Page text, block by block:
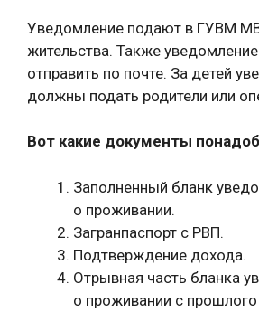
Уведомление подают в ГУВМ
жительства. Также
отправить по почте. За детей
должны подать родители или
Вот какие документы
Заполненный бланк
о проживании.
Загранпаспорт с РВП.
Подтверждение дохода.
Отрывная часть бланка
о проживании с прошлого